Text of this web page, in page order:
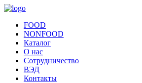
FOOD
NONFOOD
Каталог
О нас
Сотрудничество
ВЭД
Контакты